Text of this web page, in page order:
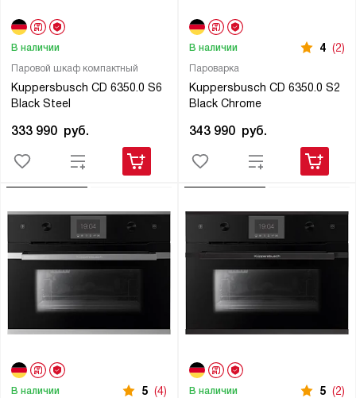
Паровой шкаф компактный
Kuppersbusch CD 6350.0 S6
Black Steel
В наличии
333 990 руб.
Пароварка
Kuppersbusch CD 6350.0 S2
Black Chrome
В наличии 4 (2)
343 990 руб.
В наличии 5 (4) В наличии 5 (2)